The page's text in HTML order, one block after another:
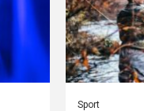
Sport